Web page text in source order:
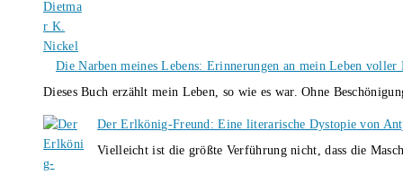
Die Narben meines Lebens: Erinnerungen an mein Leben
Dieses Buch erzählt mein Leben, so wie es war. Ohne
Der Erlkönig-Freund: Eine literarische Dystopie von
Vielleicht ist die größte Verführung nicht, dass die